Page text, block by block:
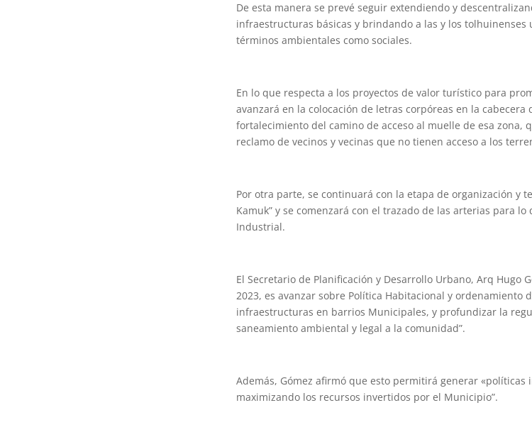
De esta manera se prevé seguir extendiendo y
infraestructuras básicas y brindando a las y los
términos ambientales como sociales.
En lo que respecta a los proyectos de valor turístico para
avanzará en la colocación de letras corpóreas en la cabecera
fortalecimiento del camino de acceso al muelle de esa zona,
reclamo de vecinos y vecinas que no tienen acceso a los
Por otra parte, se continuará con la etapa de organización y
Kamuk” y se comenzará con el trazado de las arterias para
Industrial.
El Secretario de Planificación y Desarrollo Urbano, Arq Hugo
2023, es avanzar sobre Política Habitacional y ordenamiento
infraestructuras en barrios Municipales, y profundizar la
saneamiento ambiental y legal a la comunidad”.
Además, Gómez afirmó que esto permitirá generar «políticas
maximizando los recursos invertidos por el Municipio”.